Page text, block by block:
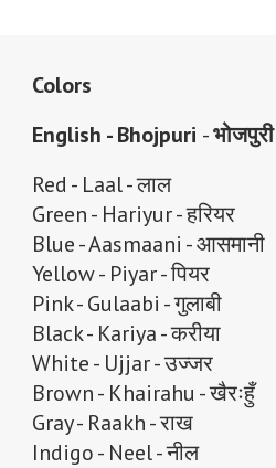
Colors
English - Bhojpuri -भोजपुरी
Red - Laal - लाल
Green - Hariyur - हरियर
Blue - Aasmaani - आसमानी
Yellow - Piyar - पियर
Pink - Gulaabi - गुलाबी
Black - Kariya - करीया
White - Ujjar - उज्जर
Brown - Khairahu - खैरःहुँ
Gray - Raakh - राख
Indigo - Neel - नील